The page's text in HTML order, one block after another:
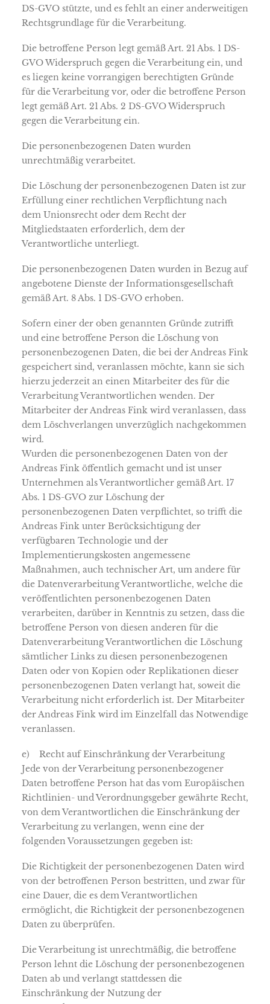
DS-GVO stützte, und es fehlt an einer anderweitigen
Rechtsgrundlage für die Verarbeitung.
Die betroffene Person legt gemäß Art. 21 Abs. 1 DS-
GVO Widerspruch gegen die Verarbeitung ein, und
es liegen keine vorrangigen berechtigten Gründe
für die Verarbeitung vor, oder die betroffene Person
legt gemäß Art. 21 Abs. 2 DS-GVO Widerspruch
gegen die Verarbeitung ein.
Die personenbezogenen Daten wurden
unrechtmäßig verarbeitet.
Die Löschung der personenbezogenen Daten ist zur
Erfüllung einer rechtlichen Verpflichtung nach
dem Unionsrecht oder dem Recht der
Mitgliedstaaten erforderlich, dem der
Verantwortliche unterliegt.
Die personenbezogenen Daten wurden in Bezug auf
angebotene Dienste der Informationsgesellschaft
gemäß Art. 8 Abs. 1 DS-GVO erhoben.
Sofern einer der oben genannten Gründe zutrifft
und eine betroffene Person die Löschung von
personenbezogenen Daten, die bei der Andreas Fink
gespeichert sind, veranlassen möchte, kann sie sich
hierzu jederzeit an einen Mitarbeiter des für die
Verarbeitung Verantwortlichen wenden. Der
Mitarbeiter der Andreas Fink wird veranlassen, dass
dem Löschverlangen unverzüglich nachgekommen
wird.
Wurden die personenbezogenen Daten von der
Andreas Fink öffentlich gemacht und ist unser
Unternehmen als Verantwortlicher gemäß Art. 17
Abs. 1 DS-GVO zur Löschung der
personenbezogenen Daten verpflichtet, so trifft die
Andreas Fink unter Berücksichtigung der
verfügbaren Technologie und der
Implementierungskosten angemessene
Maßnahmen, auch technischer Art, um andere für
die Datenverarbeitung Verantwortliche, welche die
veröffentlichten personenbezogenen Daten
verarbeiten, darüber in Kenntnis zu setzen, dass die
betroffene Person von diesen anderen für die
Datenverarbeitung Verantwortlichen die Löschung
sämtlicher Links zu diesen personenbezogenen
Daten oder von Kopien oder Replikationen dieser
personenbezogenen Daten verlangt hat, soweit die
Verarbeitung nicht erforderlich ist. Der Mitarbeiter
der Andreas Fink wird im Einzelfall das Notwendige
veranlassen.
e) Recht auf Einschränkung der Verarbeitung
Jede von der Verarbeitung personenbezogener
Daten betroffene Person hat das vom Europäischen
Richtlinien- und Verordnungsgeber gewährte Recht,
von dem Verantwortlichen die Einschränkung der
Verarbeitung zu verlangen, wenn eine der
folgenden Voraussetzungen gegeben ist:
Die Richtigkeit der personenbezogenen Daten wird
von der betroffenen Person bestritten, und zwar für
eine Dauer, die es dem Verantwortlichen
ermöglicht, die Richtigkeit der personenbezogenen
Daten zu überprüfen.
Die Verarbeitung ist unrechtmäßig, die betroffene
Person lehnt die Löschung der personenbezogenen
Daten ab und verlangt stattdessen die
Einschränkung der Nutzung der